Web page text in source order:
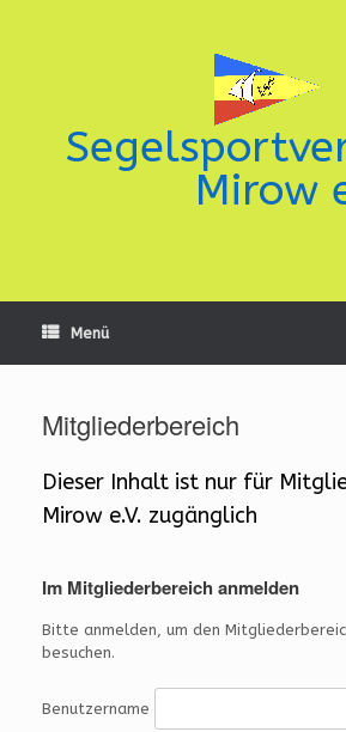
Mirow
Menü
Mitgliederbereich
Dieser Inhalt ist nur für
Mirow e.V. zugänglich
Im Mitgliederbereich anmelden
Bitte anmelden, um den
besuchen.
Benutzername